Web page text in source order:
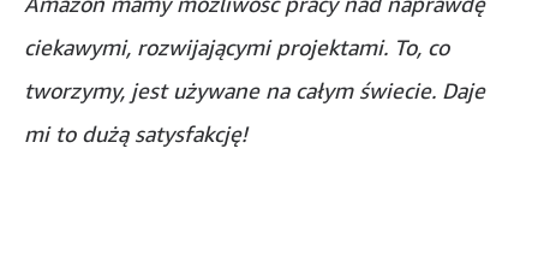
ciekawymi, rozwijającymi projektami. To, co
tworzymy, jest używane na całym świecie. Daje
mi to dużą satysfakcję!